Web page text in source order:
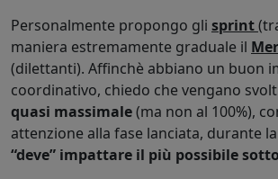
Personalmente propongo gli sprint
maniera estremamente graduale il
(dilettanti). Affinchè abbiano un buon
coordinativo, chiedo che vengano
quasi massimale(ma non al 100%),
attenzione alla fase lanciata, durante
“deve” impattare il più possibile